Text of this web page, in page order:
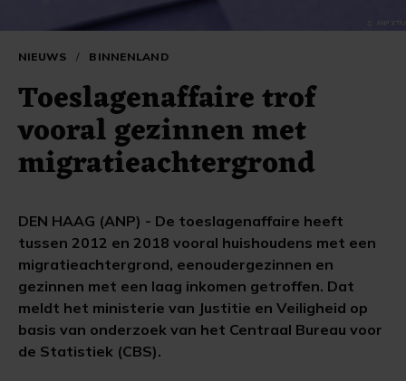
NIEUWS / BINNENLAND
Toeslagenaffaire trof
vooral gezinnen met
migratieachtergrond
DEN HAAG (ANP) - De toeslagenaffaire heeft
tussen 2012 en 2018 vooral huishoudens met een
migratieachtergrond, eenoudergezinnen en
gezinnen met een laag inkomen getroffen. Dat
meldt het ministerie van Justitie en Veiligheid op
basis van onderzoek van het Centraal Bureau voor
de Statistiek (CBS).